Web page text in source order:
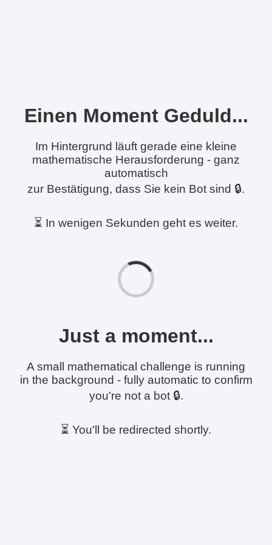
Einen Moment Geduld...
Im Hintergrund läuft gerade eine kleine
mathematische Herausforderung - ganz
automatisch
zur Bestätigung, dass Sie kein Bot sind 🔒.
⏳ In wenigen Sekunden geht es weiter.
Just a moment...
A small mathematical challenge is running
in the background - fully automatic to confirm
you're not a bot 🔒.
⏳ You'll be redirected shortly.